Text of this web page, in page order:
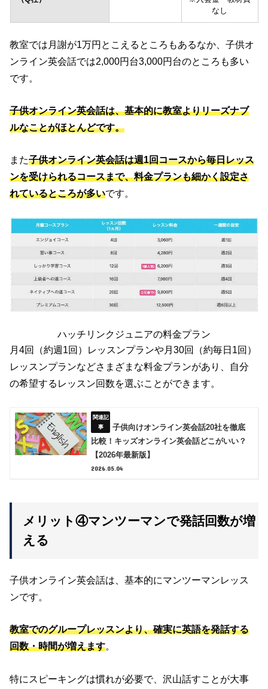
なし
教室では月謝が1万円とこえるところもあるなか、子供オ
ンライン英会話では2,000円台3,000円台のところも多い
です。
子供オンライン英会話は、基本的に教室よりリーズナブ
ルなことがほとんどです。
また子供オンライン英会話は週1回コースから毎日レッス
ンを受けられるコースまで、料金プランも細かく設定さ
れているところが多いです。
ハッチリンクジュニアの料金プラン
月4回（約週1回）レッスンプランや月30回（約毎日1回）
レッスンプランなどさまざまな料金プランがあり、自分
の希望するレッスン回数を選ぶことができます。
子供向けオンライン英会話20社を徹底
比較！キッズオンライン英会話どこがいい？
【2026年最新版】
2026.05.04
メリット④マンツーマンで発話回数が増
える
子供オンライン英会話は、基本的にマンツーマンレッス
ンです。
教室でのグループレッスンより、確実に英語を発話する
回数・時間が増えます。
特にスピーキングは慣れが必要で、沢山話すことが大事